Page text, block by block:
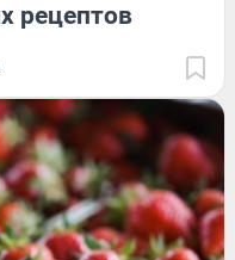
рецептов